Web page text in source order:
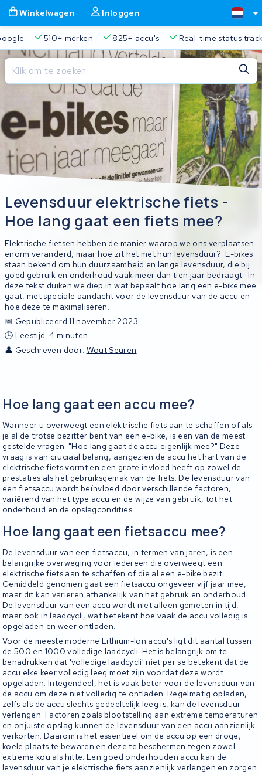
Winkelwagen Inloggen
510+ merken 825+ accu's Real-time status
Levensduur elektrische fiets -
Hoe lang gaat een fiets mee?
Elektrische fietsen hebben de manier waarop we ons verplaatsen
enorm veranderd, maar hoe zit het met hun levensduur? E-bikes
staan bekend om hun duurzaamheid en lange levensduur, die bij
goed gebruik en onderhoud vaak meer dan tien jaar bedraagt. In
deze tekst duiken we diep in wat bepaalt hoe lang een e-bike mee
gaat, met speciale aandacht voor de levensduur van de accu en
hoe deze te maximaliseren.
📅 Gepubliceerd 11 november 2023
🕒 Leestijd: 4 minuten
👤 Geschreven door: Wout Seuren
Hoe lang gaat een accu mee?
Wanneer u overweegt een elektrische fiets aan te schaffen of als
je al de trotse bezitter bent van een e-bike, is een van de meest
gestelde vragen: "Hoe lang gaat de accu eigenlijk mee?" Deze
vraag is van cruciaal belang, aangezien de accu het hart van de
elektrische fiets vormt en een grote invloed heeft op zowel de
prestaties als het gebruiksgemak van de fiets. De levensduur van
een fietsaccu wordt beïnvloed door verschillende factoren,
variërend van het type accu en de wijze van gebruik, tot het
onderhoud en de opslagcondities.
Hoe lang gaat een fietsaccu mee?
De levensduur van een fietsaccu, in termen van jaren, is een
belangrijke overweging voor iedereen die overweegt een
elektrische fiets aan te schaffen of die al een e-bike bezit.
Gemiddeld genomen gaat een fietsaccu ongeveer vijf jaar mee,
maar dit kan variëren afhankelijk van het gebruik en onderhoud.
De levensduur van een accu wordt niet alleen gemeten in tijd,
maar ook in laadcycli, wat betekent hoe vaak de accu volledig is
opgeladen en weer ontladen.
Voor de meeste moderne Lithium-Ion accu's ligt dit aantal tussen
de 500 en 1000 volledige laadcycli. Het is belangrijk om te
benadrukken dat 'volledige laadcycli' niet per se betekent dat de
accu elke keer volledig leeg moet zijn voordat deze wordt
opgeladen. Integendeel, het is vaak beter voor de levensduur van
de accu om deze niet volledig te ontladen. Regelmatig opladen,
zelfs als de accu slechts gedeeltelijk leeg is, kan de levensduur
verlengen. Factoren zoals blootstelling aan extreme temperaturen
en onjuiste opslag kunnen de levensduur van een accu aanzienlijk
verkorten. Daarom is het essentieel om de accu op een droge,
koele plaats te bewaren en deze te beschermen tegen zowel
extreme kou als hitte. Een goed onderhouden accu kan de
levensduur van je elektrische fiets aanzienlijk verlengen en zorgen
Winkelwagen Sluiten
Je winkelwagen is leeg.
Gratis verzending en ophaalservice 45.000+ accu's
Sluiten
Begin te typen in de zoekbalk om te zoeken